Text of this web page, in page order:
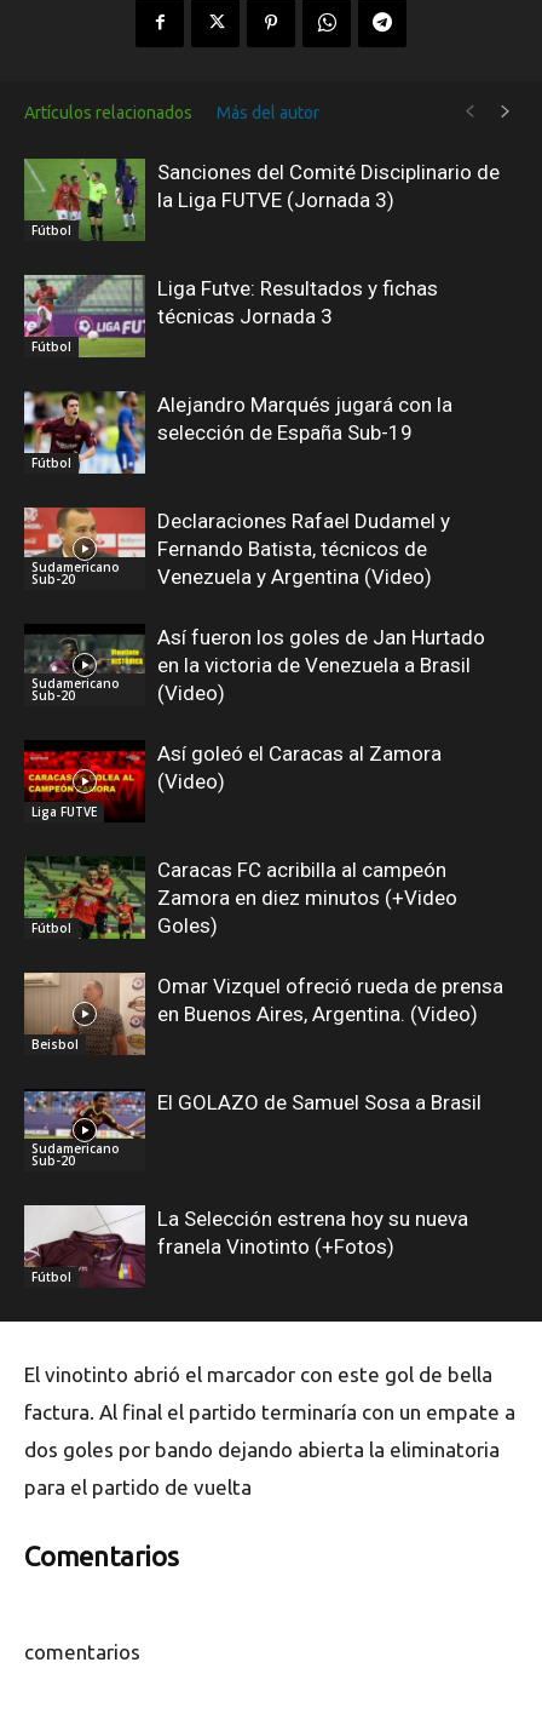
Artículos relacionados Más del autor
Fútbol
Sanciones del Comité Disciplinario de
la Liga FUTVE (Jornada 3)
Fútbol
Liga Futve: Resultados y fichas
técnicas Jornada 3
Fútbol
Alejandro Marqués jugará con la
selección de España Sub-19
Sudamericano
Sub-20
Declaraciones Rafael Dudamel y
Fernando Batista, técnicos de
Venezuela y Argentina (Video)
Sudamericano
Sub-20
Así fueron los goles de Jan Hurtado
en la victoria de Venezuela a Brasil
(Video)
Liga FUTVE
Así goleó el Caracas al Zamora
(Video)
Fútbol
Caracas FC acribilla al campeón
Zamora en diez minutos (+Video
Goles)
Beisbol
Omar Vizquel ofreció rueda de prensa
en Buenos Aires, Argentina. (Video)
Sudamericano
Sub-20
El GOLAZO de Samuel Sosa a Brasil
Fútbol
La Selección estrena hoy su nueva
franela Vinotinto (+Fotos)
El vinotinto abrió el marcador con este gol de bella
factura. Al final el partido terminaría con un empate a
dos goles por bando dejando abierta la eliminatoria
para el partido de vuelta
Comentarios
comentarios